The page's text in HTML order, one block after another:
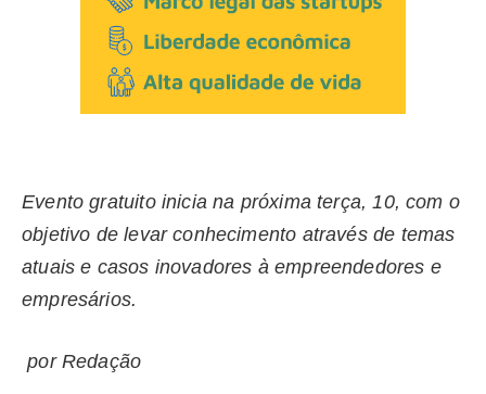
Evento gratuito inicia na próxima terça, 10, com o
objetivo de levar conhecimento através de temas
atuais e casos inovadores à empreendedores e
empresários.
por Redação